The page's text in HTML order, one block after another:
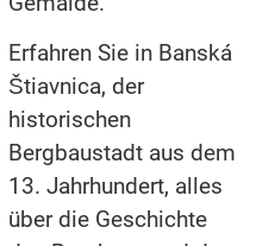
Erfahren Sie in Banská
Štiavnica, der
historischen
Bergbaustadt aus dem
13. Jahrhundert, alles
über die Geschichte